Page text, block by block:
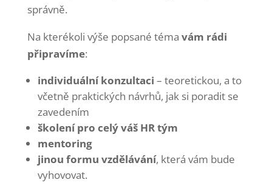
správně.
Na kterékoli výše popsané téma vám rádi
připravíme:
individuální konzultaci – teoretickou, a to
včetně praktických návrhů, jak si poradit se
zavedením
školení pro celý váš HR tým
mentoring
jinou formu vzdělávání, která vám bude
vyhovovat.